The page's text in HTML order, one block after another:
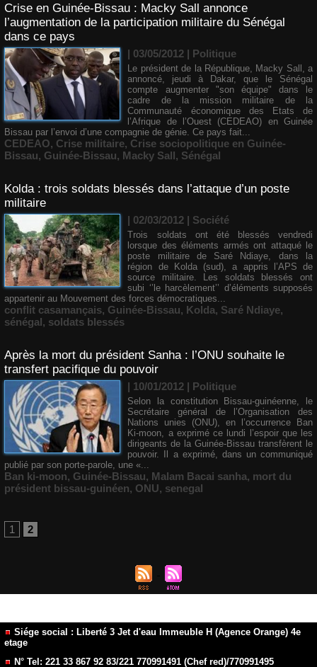
Crise en Guinée-Bissau : Macky Sall annonce
l’augmentation de la participation militaire du Sénégal
dans ce pays
| 03/05/2012 | Politique
Le président de la République, Macky Sall, a
annoncé, jeudi à Dakar, que le Sénégal
compte augmenter "son équipe" dans le
cadre de la mission militaire de la
Communauté économique des Etats de
l’Afrique de l’Ouest (CEDEAO) en Guinée
Bissau par l’envoi d’une compagnie de génie. Ce pays fait...
CEDEAO, Crise militaire, Crise sociopolitique en Guinée-
Bissau, Guinée-Bissau, Macky Sall, Sénégal
Kolda : trois soldats blessés dans l’attaque d’un poste
militaire
| 02/03/2012 | Société
Trois soldats ont été blessés vendredi
lorsque des éléments armés ont attaqué le
poste militaire de Saré Ndiaye, dans la
région de Kolda (sud), a appris l’APS de
source militaire. Les soldats blessés ont
subi ‘’le harcèlement’’ d’éléments supposés
appartenir au Mouvement des forces démocratiques...
conflit casamançais, Guinée-Bissau, Kolda, Saré Ndiaye,
sénégal, soldats blessés
Après la mort du président Sanha : l’ONU souhaite le
transfert pacifique du pouvoir
| 10/01/2012 | Politique
Selon la constitution Bissau-guinéenne, le
Secrétaire général de l’Organisation des
Nations unies (ONU), en l’occurrence Ban
Ki-moon, a exprimé ce lundi l’espoir que les
dirigeants de la Guinée-Bissau transfèrent le
pouvoir. Il a exprimé, dans un communiqué
publié par son porte-parole, une «...
Ban ki-moon, Guinée-Bissau, Malam Bacai sanha, mort du
président bissau-guinéen, ONU, senegal
1 2
Siége social : Liberté 3 Jet d'eau Immeuble H (Agence Orange) 4e
etage
N° Tel: 221 33 867 92 83/221 770991491 (Chef red)/770991495